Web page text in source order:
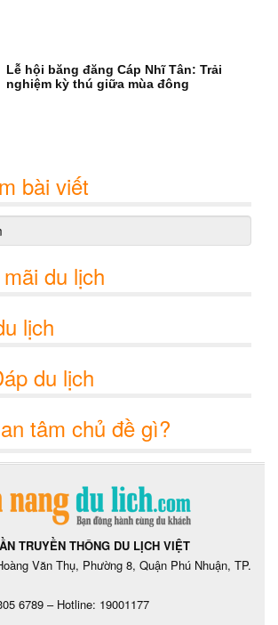
Lễ hội băng đăng Cáp Nhĩ Tân: Trải
nghiệm kỳ thú giữa mùa đông
bài viết
du lịch
lịch
du lịch
tâm chủ đề gì?
TRUYỀN THÔNG DU LỊCH VIỆT
Văn Thụ, Phường 8, Quận Phú Nhuận, TP.
6789 – Hotline: 19001177